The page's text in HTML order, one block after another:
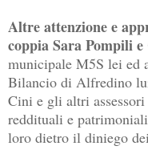
Altre attenzione e
coppia Sara Pompili
municipale M5S lei ed
Bilancio di Alfredino
Cini e gli altri
reddituali e
loro dietro il diniego